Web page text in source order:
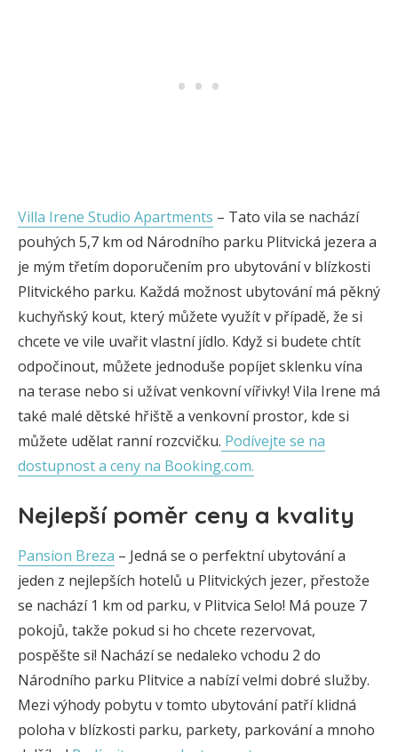
Villa Irene Studio Apartments – Tato vila se nachází
pouhých 5,7 km od Národního parku Plitvická jezera a
je mým třetím doporučením pro ubytování v blízkosti
Plitvického parku. Každá možnost ubytování má pěkný
kuchyňský kout, který můžete využít v případě, že si
chcete ve vile uvařit vlastní jídlo. Když si budete chtít
odpočinout, můžete jednoduše popíjet sklenku vína
na terase nebo si užívat venkovní vířivky! Vila Irene má
také malé dětské hřiště a venkovní prostor, kde si
můžete udělat ranní rozcvičku. Podívejte se na
dostupnost a ceny na Booking.com.
Nejlepší poměr ceny a kvality
Pansion Breza – Jedná se o perfektní ubytování a
jeden z nejlepších hotelů u Plitvických jezer, přestože
se nachází 1 km od parku, v Plitvica Selo! Má pouze 7
pokojů, takže pokud si ho chcete rezervovat,
pospěšte si! Nachází se nedaleko vchodu 2 do
Národního parku Plitvice a nabízí velmi dobré služby.
Mezi výhody pobytu v tomto ubytování patří klidná
poloha v blízkosti parku, parkety, parkování a mnoho